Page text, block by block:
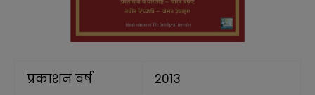
प्रकाशन वर्ष 2013